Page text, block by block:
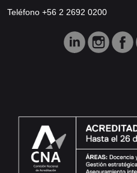
Teléfono +56 2 2692 0200